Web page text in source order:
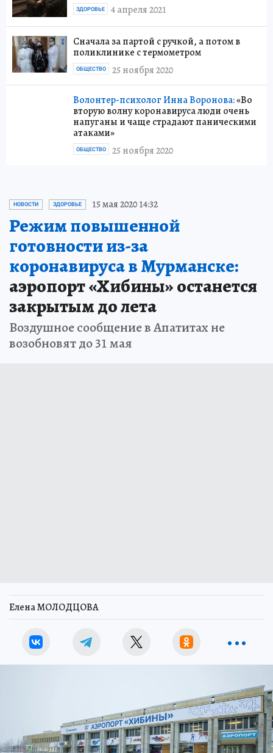
4 апреля 2021
ЗДОРОВЬЕ
Сначала за партой с ручкой, а потом в
поликлинике с термометром
25 ноября 2020
ОБЩЕСТВО
Волонтер-психолог Инна Воронова:«Во
вторую волну коронавируса люди очень
напуганы и чаще страдают паническими
атаками»
25 ноября 2020
ОБЩЕСТВО
НОВОСТИ ЗДОРОВЬЕ 15 мая 2020 14:32
Режим повышенной
готовности из-за
коронавируса в Мурманске:
аэропорт «Хибины» останется
закрытым до лета
Воздушное сообщение в Апатитах не
возобновят до 31 мая
Елена МОЛОДЦОВА